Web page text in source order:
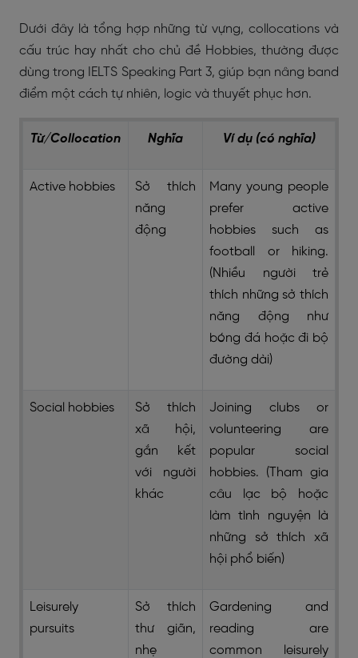
Dưới đây là tổng hợp những từ vựng, collocations và
cấu trúc hay nhất cho chủ đề Hobbies, thường được
dùng trong IELTS Speaking Part 3, giúp bạn nâng band
điểm một cách tự nhiên, logic và thuyết phục hơn.
Từ/Collocation Nghĩa Ví dụ (có nghĩa)
Active hobbies
Sở thích
năng
động
Many young people
prefer active
hobbies such as
football or hiking.
(Nhiều người trẻ
thích những sở thích
năng động như
bóng đá hoặc đi bộ
đường dài)
Social hobbies
Sở thích
xã hội,
gắn kết
với người
khác
Joining clubs or
volunteering are
popular social
hobbies. (Tham gia
câu lạc bộ hoặc
làm tình nguyện là
những sở thích xã
hội phổ biến)
Leisurely
pursuits
Sở thích
thư giãn,
nhẹ
Gardening and
reading are
common leisurely